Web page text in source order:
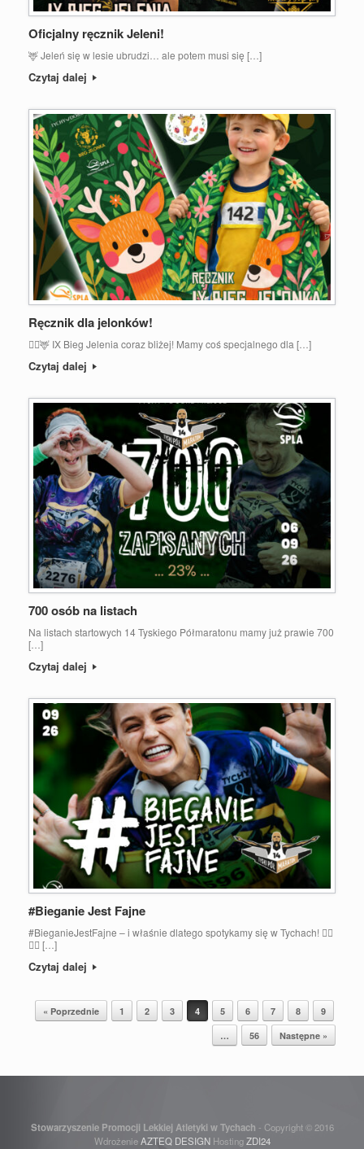
Oficjalny ręcznik Jeleni!
🦌 Jeleń się w lesie ubrudzi… ale potem musi się […]
Czytaj dalej
Ręcznik dla jelonków!
🏃‍♂️🦌 IX Bieg Jelenia coraz bliżej! Mamy coś specjalnego dla […]
Czytaj dalej
700 osób na listach
Na listach startowych 14 Tyskiego Półmaratonu mamy już prawie 700
[…]
Czytaj dalej
#Bieganie Jest Fajne
#BieganieJestFajne – i właśnie dlatego spotykamy się w Tychach! 🏃‍♀️
🏃‍♂️ […]
Czytaj dalej
Post navigation
« Poprzednie 1 2 3 4 5 6 7 8
9
…
56 Następne »
Stowarzyszenie Promocji Lekkiej Atletyki w Tychach - Copyright © 2016
WdrożenieAZTEQ DESIGNHostingZDI24